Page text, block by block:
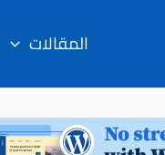
المقالات